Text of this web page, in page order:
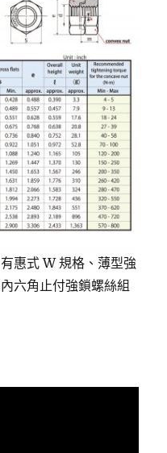
惠式 W 規格、薄型強
六角止付強鎖螺絲組